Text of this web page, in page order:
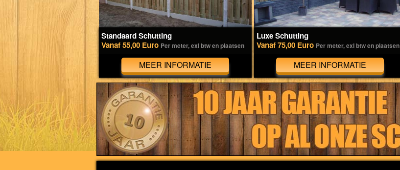
Standaard Schutting
Vanaf 55,00 Euro Per meter, exl btw en plaatsen
MEER INFORMATIE
Luxe Schutting
Vanaf 75,00 Euro Per meter, exl btw en plaatsen
MEER INFORMATIE